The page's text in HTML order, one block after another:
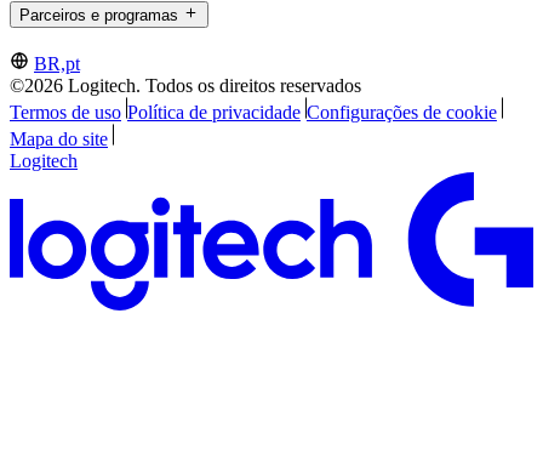
Parceiros e programas
BR,pt
©2026 Logitech. Todos os direitos reservados
Termos de uso Política de privacidade Configurações de cookie
Mapa do site
Logitech